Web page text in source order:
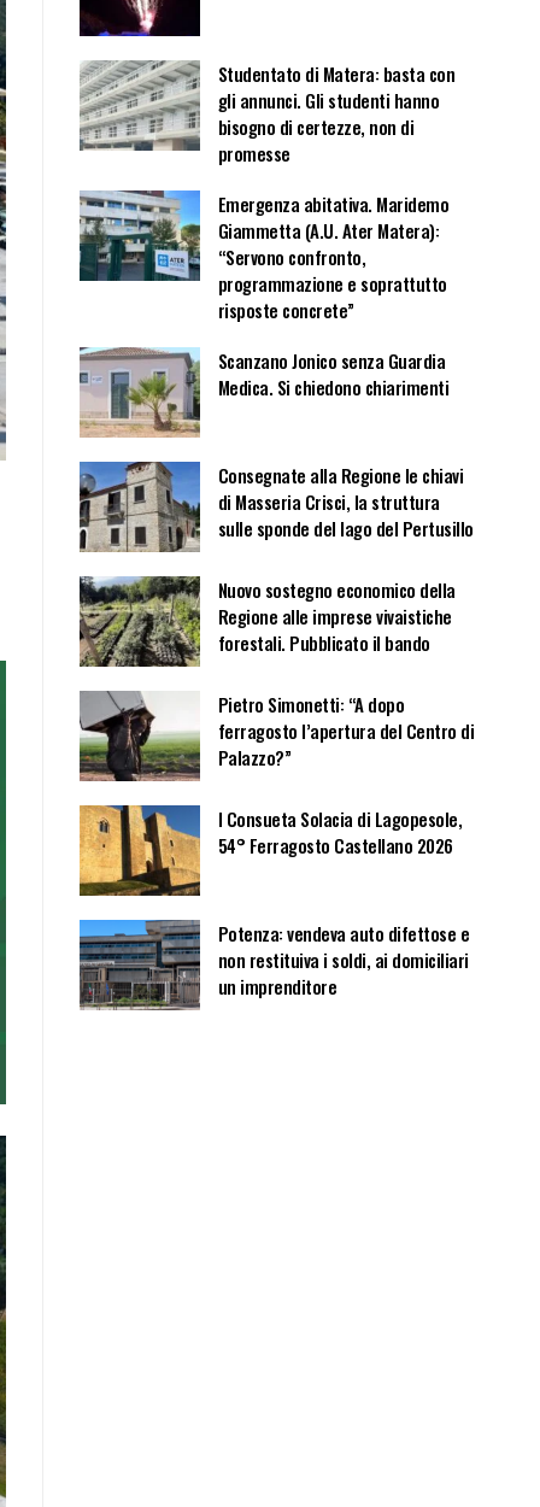
Studentato di Matera: basta con
gli annunci. Gli studenti hanno
bisogno di certezze, non di
promesse
Emergenza abitativa. Maridemo
Giammetta (A.U. Ater Matera):
“Servono confronto,
programmazione e soprattutto
risposte concrete”
Scanzano Jonico senza Guardia
Medica. Si chiedono chiarimenti
Consegnate alla Regione le chiavi
di Masseria Crisci, la struttura
sulle sponde del lago del Pertusillo
Nuovo sostegno economico della
Regione alle imprese vivaistiche
forestali. Pubblicato il bando
Pietro Simonetti: “A dopo
ferragosto l’apertura del Centro di
Palazzo?”
I Consueta Solacia di Lagopesole,
54° Ferragosto Castellano 2026
Potenza: vendeva auto difettose e
non restituiva i soldi, ai domiciliari
un imprenditore